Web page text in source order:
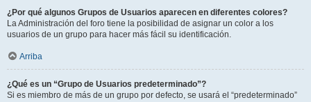
¿Por qué algunos Grupos de Usuarios aparecen en diferentes colores?
La Administración del foro tiene la posibilidad de asignar un color a los
usuarios de un grupo para hacer más fácil su identificación.
Arriba
¿Qué es un “Grupo de Usuarios predeterminado”?
Si es miembro de más de un grupo por defecto, se usará el “predeterminado”